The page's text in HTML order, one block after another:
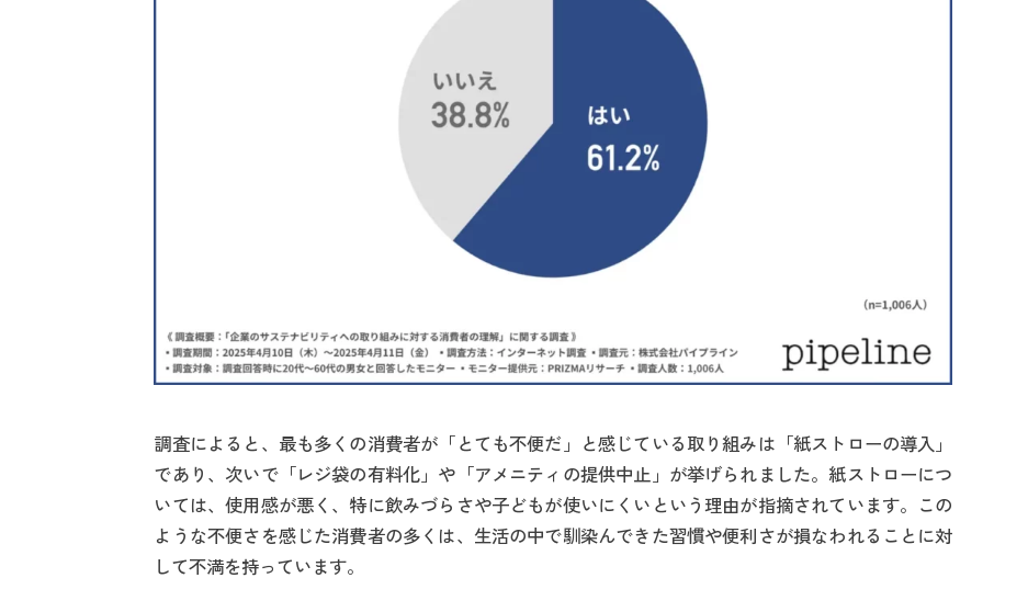
調査によると、最も多くの消費者が「とても不便だ」と感じている取り組みは「紙ストローの導入」
であり、次いで「レジ袋の有料化」や「アメニティの提供中止」が挙げられました。紙ストローにつ
いては、使用感が悪く、特に飲みづらさや子どもが使いにくいという理由が指摘されています。この
ような不便さを感じた消費者の多くは、生活の中で馴染んできた習慣や便利さが損なわれることに対
して不満を持っています。